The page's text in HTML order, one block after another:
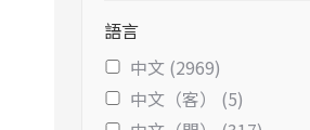
語言
中文 (2969)
中文（客） (5)